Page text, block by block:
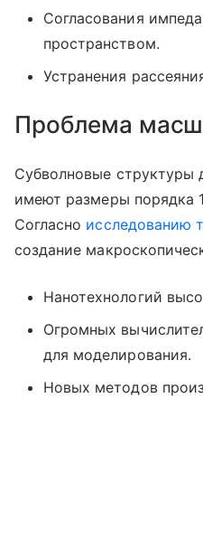
Согласования
пространством.
Устранения
Проблема
Субволновые структуры
имеют размеры порядка
Согласно исследованию
создание
Нанотехнологий
Огромных
для моделирования.
Новых методов